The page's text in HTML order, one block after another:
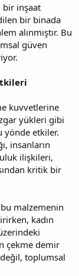
bir inşaat
bir binada
alınmıştır. Bu
güven
kuvvetlerine
yükleri gibi
yönde etkiler.
insanların
ilişkileri,
kritik bir
bu malzemenin
kadın
çekme demir
toplumsal